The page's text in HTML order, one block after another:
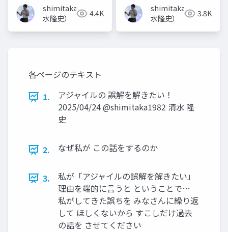
shimitaka（清
水隆史）
4.4K
shimitaka（清
水隆史）
3.8K
各ページのテキスト
1.
アジャイルの 誤解を解きたい！
2025/04/24 @shimitaka1982 清水 隆
史
2. なぜ私が この話をするのか
3.
私が「アジャイルの誤解を解きたい」
理由を端的に言うと ということで…
私がしてきた誤ちを みなさんに繰り返
して ほしくないから すこしだけ過去
の話を させてください